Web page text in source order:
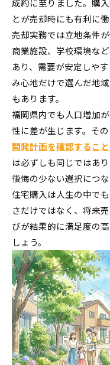
成約に至りました。購
とが売却時にも有利に働
売却実務では立地条件
商業施設、学校環境な
あり、需要が安定しや
み心地だけで選んだ地
もあります。
福岡県内でも人口増加
性に差が生じます。そ
開発計画を確認すること
は必ずしも同じではあ
後悔の少ない選択につな
住宅購入は人生の中で
さだけではなく、将来
びが結果的に満足度の
しょう。